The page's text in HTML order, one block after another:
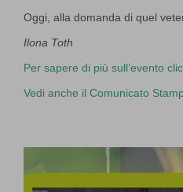
Oggi, alla domanda di quel
Ilona Toth
Per sapere di più sull’evento
Vedi anche il Comunicato